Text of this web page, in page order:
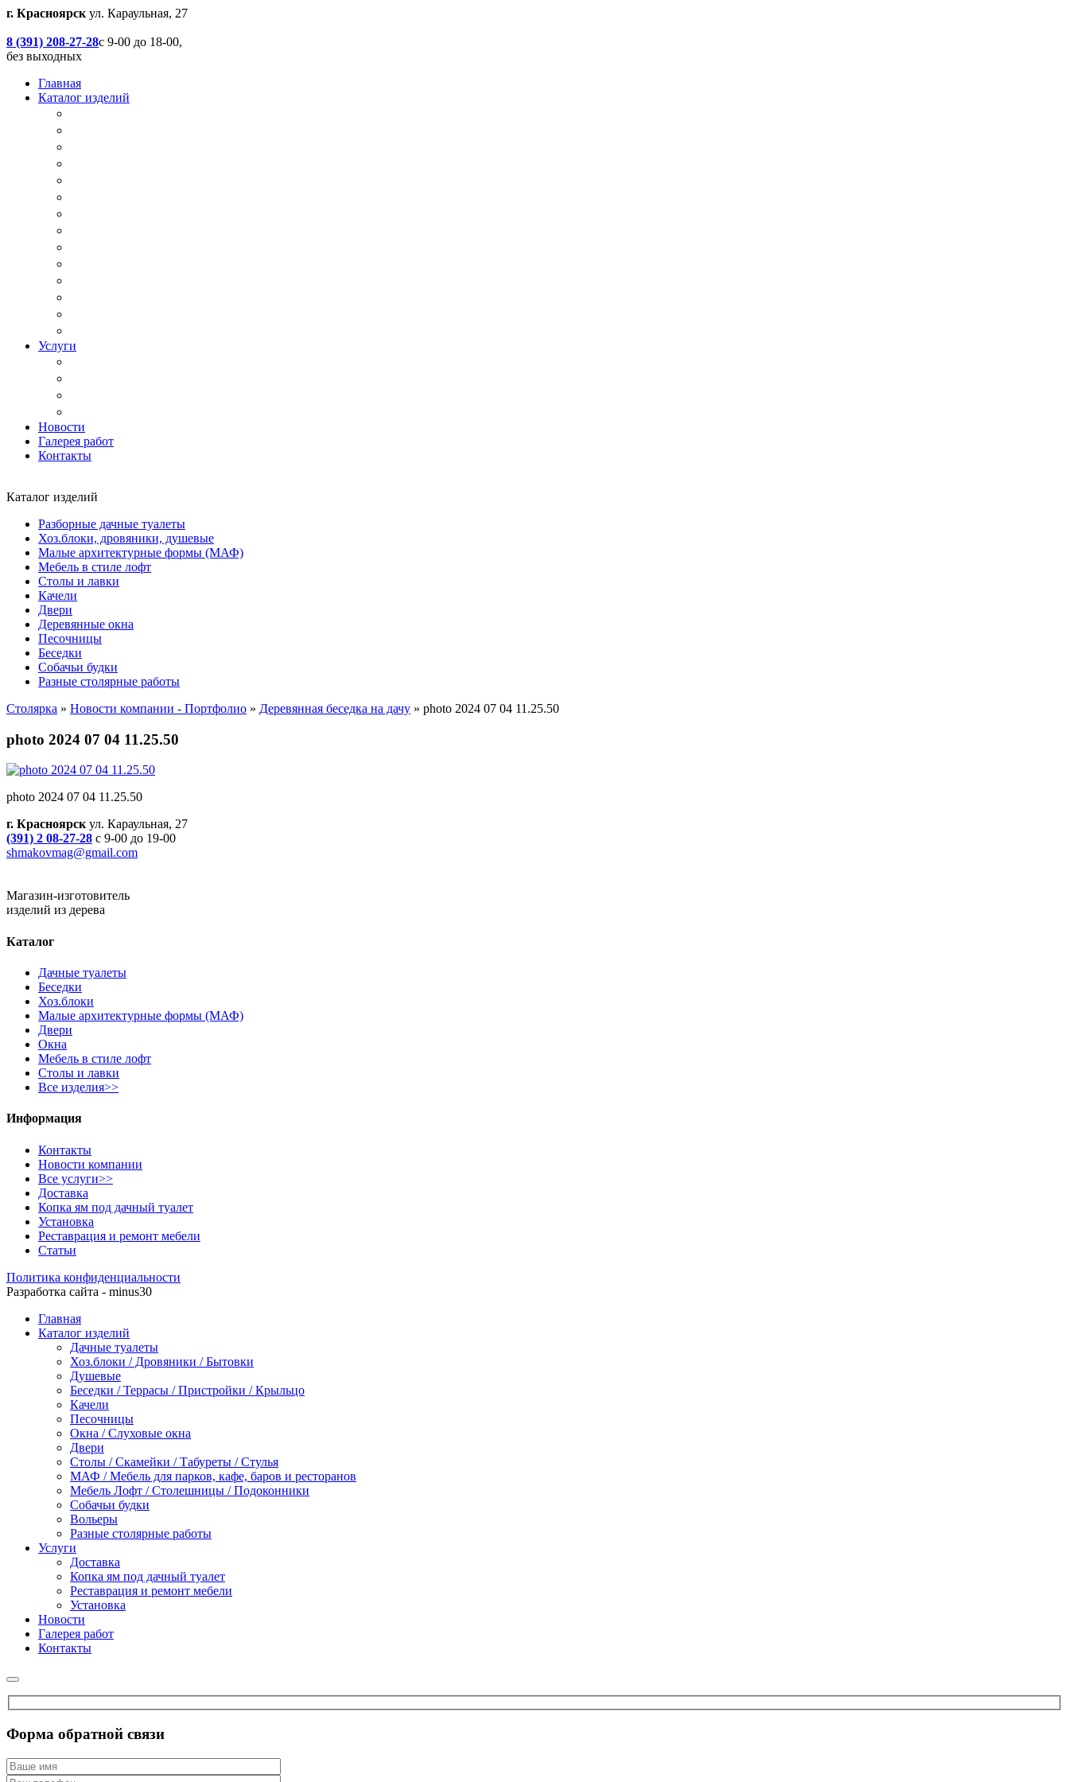
г. Красноярск ул. Караульная, 27
8 (391) 208-27-28с 9-00 до 18-00,
без выходных
Главная
Каталог изделий
Услуги
Новости
Галерея работ
Контакты
Каталог изделий
Разборные дачные туалеты
Хоз.блоки, дровяники, душевые
Малые архитектурные формы (МАФ)
Мебель в стиле лофт
Столы и лавки
Качели
Двери
Деревянные окна
Песочницы
Беседки
Собачьи будки
Разные столярные работы
Столярка » Новости компании - Портфолио » Деревянная беседка на дачу » photo 2024 07 04 11.25.50
photo 2024 07 04 11.25.50
photo 2024 07 04 11.25.50
г. Красноярскул. Караульная, 27
(391) 2 08-27-28 с 9-00 до 19-00
shmakovmag@gmail.com
Магазин-изготовитель
изделий из дерева
Каталог
Дачные туалеты
Беседки
Хоз.блоки
Малые архитектурные формы (МАФ)
Двери
Окна
Мебель в стиле лофт
Столы и лавки
Все изделия>>
Информация
Контакты
Новости компании
Все услуги>>
Доставка
Копка ям под дачный туалет
Установка
Реставрация и ремонт мебели
Статьи
Политика конфиденциальности
Разработка сайта - minus30
Главная
Каталог изделий
Дачные туалеты
Хоз.блоки / Дровяники / Бытовки
Душевые
Беседки / Террасы / Пристройки / Крыльцо
Качели
Песочницы
Окна / Слуховые окна
Двери
Столы / Скамейки / Табуреты / Стулья
МАФ / Мебель для парков, кафе, баров и ресторанов
Мебель Лофт / Столешницы / Подоконники
Собачьи будки
Вольеры
Разные столярные работы
Услуги
Доставка
Копка ям под дачный туалет
Реставрация и ремонт мебели
Установка
Новости
Галерея работ
Контакты
Форма обратной связи